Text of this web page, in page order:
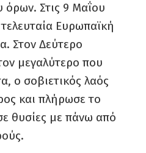
Στις 9 Μαΐου
Ευρωπαϊκή
Στον Δεύτερο
μεγαλύτερο που
ο σοβιετικός λαός
και πλήρωσε το
θυσίες με πάνω από